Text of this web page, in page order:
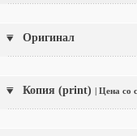
Оригинал
Копия (print) | Цена со